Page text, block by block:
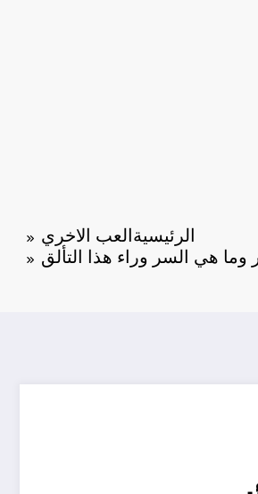
الرئيسيةالعب الاخري
هي السر وراء هذا التألق